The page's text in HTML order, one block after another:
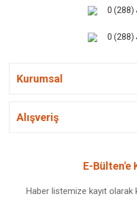
0 (288)
0 (288)
Kurumsal
Alışveriş
E-Bülten'e
Haber listemize kayıt olarak